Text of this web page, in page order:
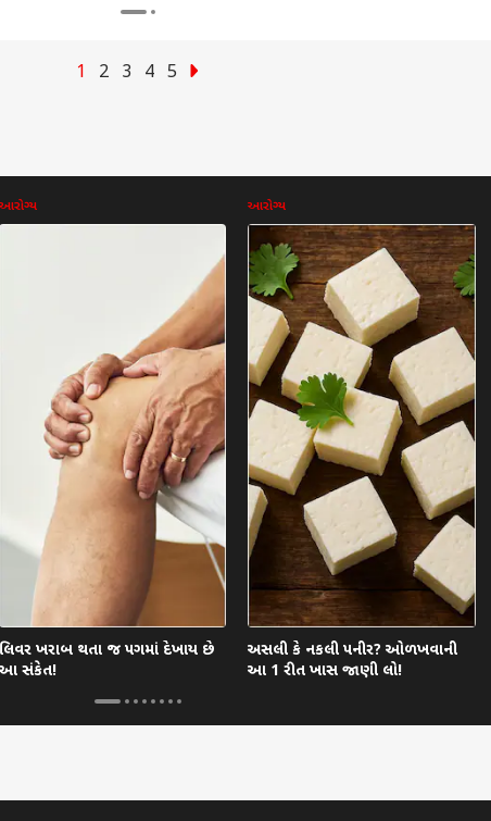
1 2 3 4 5
આરોગ્ય
લિવર ખરાબ થતા જ પગમાં દેખાય છે
આ સંકેત!
આરોગ્ય
અસલી કે નકલી પનીર? ઓળખવાની
આ 1 રીત ખાસ જાણી લો!